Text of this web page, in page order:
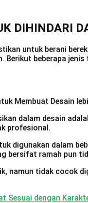
DIHINDARI
untuk berani
Berikut beberapa
dalam desain
profesional.
digunakan dalam
bersifat ramah pun
namun tidak cocok
Sesuai dengan